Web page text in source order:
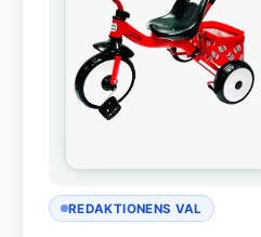
REDAKTIONENS VAL